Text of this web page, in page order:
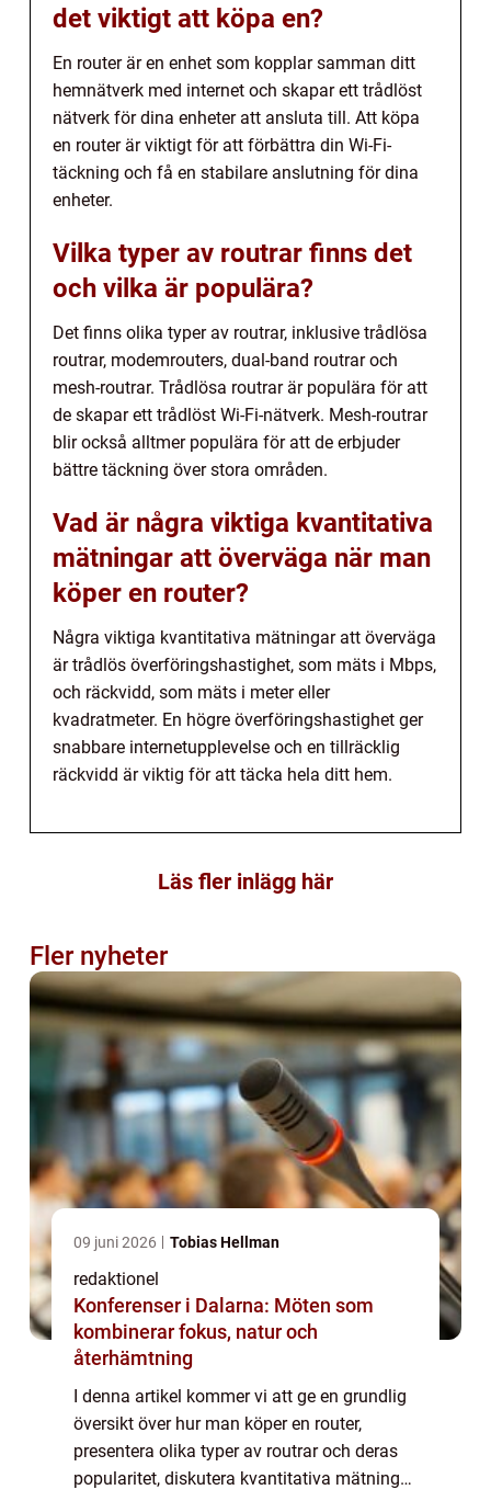
det viktigt att köpa en?
En router är en enhet som kopplar samman ditt
hemnätverk med internet och skapar ett trådlöst
nätverk för dina enheter att ansluta till. Att köpa
en router är viktigt för att förbättra din Wi-Fi-
täckning och få en stabilare anslutning för dina
enheter.
Vilka typer av routrar finns det
och vilka är populära?
Det finns olika typer av routrar, inklusive trådlösa
routrar, modemrouters, dual-band routrar och
mesh-routrar. Trådlösa routrar är populära för att
de skapar ett trådlöst Wi-Fi-nätverk. Mesh-routrar
blir också alltmer populära för att de erbjuder
bättre täckning över stora områden.
Vad är några viktiga kvantitativa
mätningar att överväga när man
köper en router?
Några viktiga kvantitativa mätningar att överväga
är trådlös överföringshastighet, som mäts i Mbps,
och räckvidd, som mäts i meter eller
kvadratmeter. En högre överföringshastighet ger
snabbare internetupplevelse och en tillräcklig
räckvidd är viktig för att täcka hela ditt hem.
Läs fler inlägg här
Fler nyheter
09 juni 2026 Tobias Hellman
redaktionel
Konferenser i Dalarna: Möten som
kombinerar fokus, natur och
återhämtning
I denna artikel kommer vi att ge en grundlig
översikt över hur man köper en router,
presentera olika typer av routrar och deras
popularitet, diskutera kvantitativa mätningar